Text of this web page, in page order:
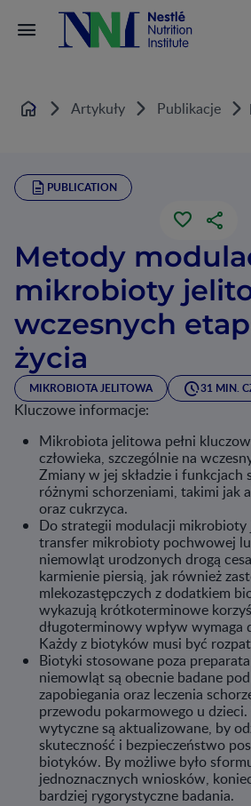
Home Artykuły Publikacje
PUBLICATION
Metody
mikrobioty
wczesnych
życia
MIKROBIOTA JELITOWA 31 MIN.
Kluczowe informacje:
Mikrobiota jelitowa pełni
człowieka, szczególnie na
Zmiany w jej składzie i funkcjach
różnymi schorzeniami, takimi jak
oraz cukrzyca.
Do strategii modulacji mikrobioty
transfer mikrobioty pochwowej
niemowląt urodzonych drogą
karmienie piersią, jak również
mlekozastępczych z dodatkiem
wykazują krótkoterminowe
długoterminowy wpływ wymaga
Każdy z biotyków musi być
Biotyki stosowane poza
niemowląt są obecnie badane
zapobiegania oraz leczenia
przewodu pokarmowego u dzieci.
wytyczne są aktualizowane, by
skuteczność i bezpieczeństwo
biotyków. By możliwe było
jednoznacznych wniosków,
bardziej rygorystyczne badania.